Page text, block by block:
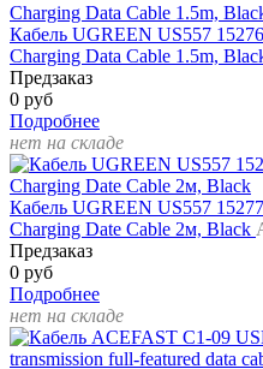
Кабель UGREEN US557
Charging Data Cable 1.5m,
Предзаказ
0 руб
Подробнее
нет на складе
Кабель UGREEN US557
Charging Date Cable 2м, Black
Предзаказ
0 руб
Подробнее
нет на складе